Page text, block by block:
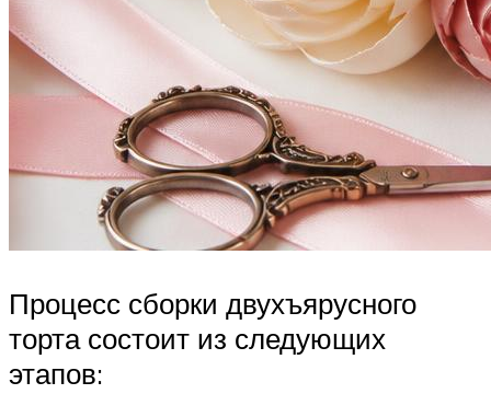
Процесс сборки двухъярусного
торта состоит из следующих
этапов: